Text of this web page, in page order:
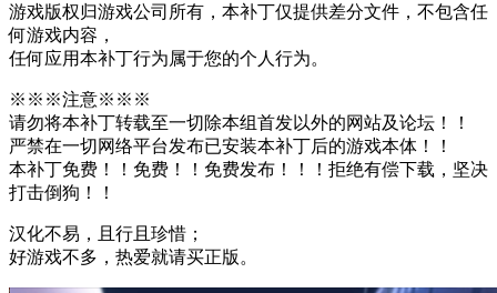
游戏版权归游戏公司所有，本补丁仅提供差分文件，不包含任
何游戏内容，
任何应用本补丁行为属于您的个人行为。
※※※注意※※※
请勿将本补丁转载至一切除本组首发以外的网站及论坛！！
严禁在一切网络平台发布已安装本补丁后的游戏本体！！
本补丁免费！！免费！！免费发布！！！拒绝有偿下载，坚决
打击倒狗！！
汉化不易，且行且珍惜；
好游戏不多，热爱就请买正版。